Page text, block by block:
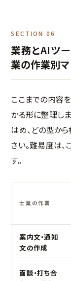
SECTION 06
業務とAIツ
業の作業別マ
ここまでの内容
かる形に整理し
はめ、どの型か
さい。難易度は
す。
士業の作業
案内文・通知
文の作成
面談・打ち合